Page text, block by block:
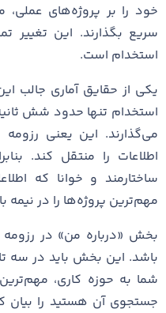
خود را بر پروژه‌های عملی،
سریع بگذارند. این تغییر
استخدام است.
یکی از حقایق آماری جالب
استخدام تنها حدود شش
می‌گذارند. این یعنی
اطلاعات را منتقل کند.
ساختارمند و خوانا که
مهم‌ترین پروژه‌ها را در نیمه
بخش «درباره من» در
باشد. این بخش باید در سه
شما به حوزه کاری،
جستجوی آن هستید را بیان